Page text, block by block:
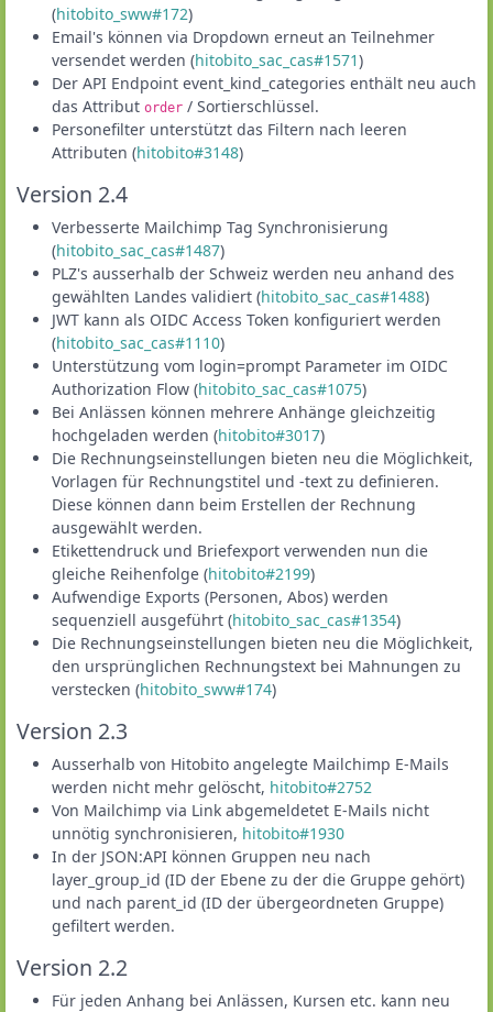
(hitobito_sww#172)
Email's können via Dropdown erneut an Teilnehmer
versendet werden (hitobito_sac_cas#1571)
Der API Endpoint event_kind_categories enthält neu auch
das Attribut order / Sortierschlüssel.
Personefilter unterstützt das Filtern nach leeren
Attributen (hitobito#3148)
Version 2.4
Verbesserte Mailchimp Tag Synchronisierung
(hitobito_sac_cas#1487)
PLZ's ausserhalb der Schweiz werden neu anhand des
gewählten Landes validiert (hitobito_sac_cas#1488)
JWT kann als OIDC Access Token konfiguriert werden
(hitobito_sac_cas#1110)
Unterstützung vom login=prompt Parameter im OIDC
Authorization Flow (hitobito_sac_cas#1075)
Bei Anlässen können mehrere Anhänge gleichzeitig
hochgeladen werden (hitobito#3017)
Die Rechnungseinstellungen bieten neu die Möglichkeit,
Vorlagen für Rechnungstitel und -text zu definieren.
Diese können dann beim Erstellen der Rechnung
ausgewählt werden.
Etikettendruck und Briefexport verwenden nun die
gleiche Reihenfolge (hitobito#2199)
Aufwendige Exports (Personen, Abos) werden
sequenziell ausgeführt (hitobito_sac_cas#1354)
Die Rechnungseinstellungen bieten neu die Möglichkeit,
den ursprünglichen Rechnungstext bei Mahnungen zu
verstecken (hitobito_sww#174)
Version 2.3
Ausserhalb von Hitobito angelegte Mailchimp E-Mails
werden nicht mehr gelöscht, hitobito#2752
Von Mailchimp via Link abgemeldetet E-Mails nicht
unnötig synchronisieren, hitobito#1930
In der JSON:API können Gruppen neu nach
layer_group_id (ID der Ebene zu der die Gruppe gehört)
und nach parent_id (ID der übergeordneten Gruppe)
gefiltert werden.
Version 2.2
Für jeden Anhang bei Anlässen, Kursen etc. kann neu